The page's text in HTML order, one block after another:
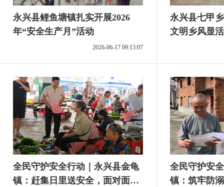
永兴县鲤鱼塘镇扎实开展2026
年“安全生产月”活动
2026-06-17 09:13:07
永兴县七甲
文明乡风显
全民守护安全行动｜永兴县金龟
镇：赶集日里送安全，面对面筑
全民守护安
镇：筑牢防